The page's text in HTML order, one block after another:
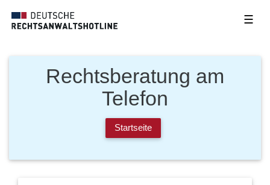
☰
Rechtsberatung am
Telefon
Startseite